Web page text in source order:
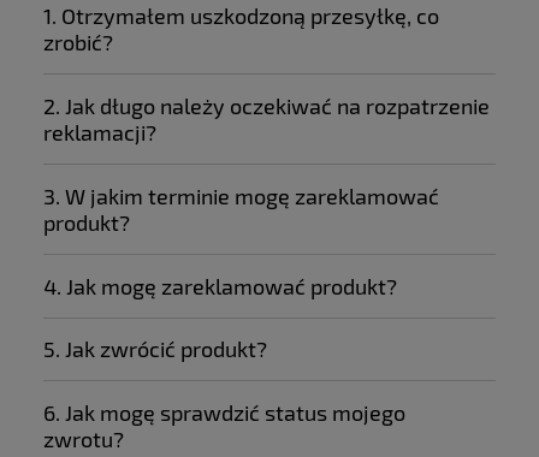
1. Otrzymałem uszkodzoną przesyłkę, co
zrobić?
2. Jak długo należy oczekiwać na rozpatrzenie
reklamacji?
3. W jakim terminie mogę zareklamować
produkt?
4. Jak mogę zareklamować produkt?
https://formularz.zolta.pl
5. Jak zwrócić produkt?
https://formularz.zolta.pl/
6. Jak mogę sprawdzić status mojego
zwrotu?